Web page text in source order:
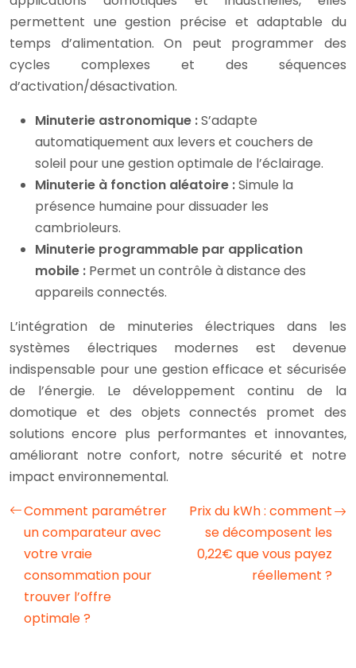
permettent une gestion précise et adaptable du
temps d’alimentation. On peut programmer des
cycles complexes et des séquences
d’activation/désactivation.
Minuterie astronomique :S’adapte
automatiquement aux levers et couchers de
soleil pour une gestion optimale de l’éclairage.
Minuterie à fonction aléatoire :Simule la
présence humaine pour dissuader les
cambrioleurs.
Minuterie programmable par application
mobile : Permet un contrôle à distance des
appareils connectés.
L’intégration de minuteries électriques dans les
systèmes électriques modernes est devenue
indispensable pour une gestion efficace et sécurisée
de l’énergie. Le développement continu de la
domotique et des objets connectés promet des
solutions encore plus performantes et innovantes,
améliorant notre confort, notre sécurité et notre
impact environnemental.
Comment paramétrer
un comparateur avec
votre vraie
consommation pour
trouver l’offre
optimale ?
Prix du kWh : comment
se décomposent les
0,22€ que vous payez
réellement ?